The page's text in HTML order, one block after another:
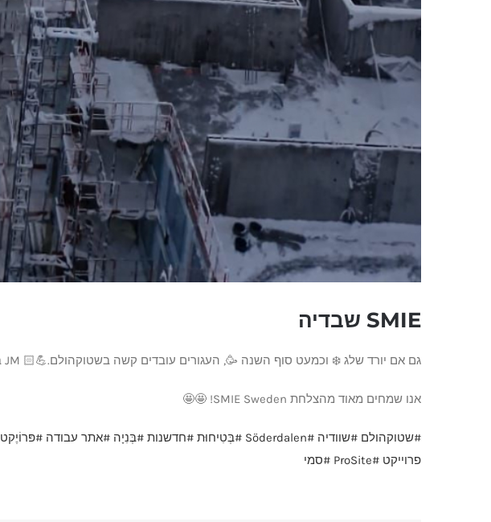
SMIE שבדיה
גם אם יורד שלג ❄️ וכמעט סוף השנה 🥳, העגורים עובדים קשה בשטוקהולם.💪🏻 JM בונה מספר בלוקים ב-Söderdalen, הוא מגיח רובע חדש לגמרי.😉
אנו שמחים מאוד מהצלחת SMIE Sweden! 🤩🤩
#שטוקהולם #שוודיה #Söderdalen #בְּטִיחוּת #חדשנות #בְּנִיָה #אתר עבודה #פּרוֹיֶקט
פרוייקט #ProSite #סמי